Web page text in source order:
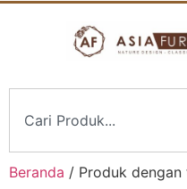
Beranda / Produk dengan